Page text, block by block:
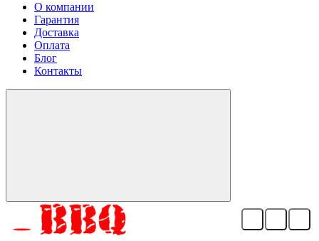
О компании
Гарантия
Доставка
Оплата
Блог
Контакты